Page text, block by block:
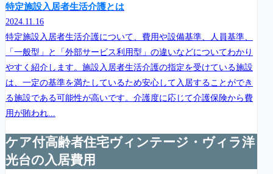
特定施設入居者生活介護とは
2024.11.16
特定施設入居者生活介護について、費用や設備基準、人員基準、
「一般型」と「外部サービス利用型」の違いなどについてわかり
やすく紹介します。施設入居者生活介護の指定を受けている施設
は、一定の基準を満たしているため安心して入居することができ
る施設である可能性が高いです。介護度に応じて介護保険から費
用が賄われ...
ケア付高齢者住宅ヴィンテージ・ヴィラ洋
光台の入居費用